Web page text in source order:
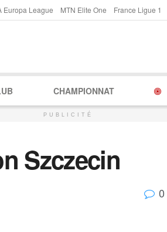
Europa League MTN Elite One France Ligue 1
CHAMPIONNAT
PUBLICITÉ
Szczecin
0